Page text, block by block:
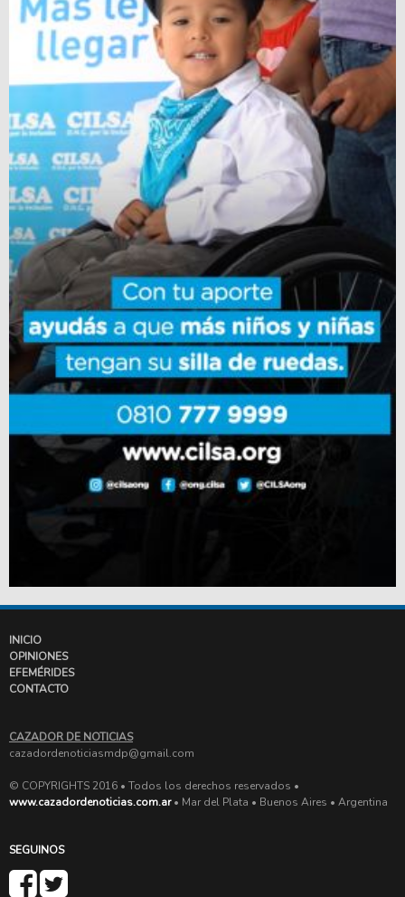
INICIO
OPINIONES
EFEMÉRIDES
CONTACTO
CAZADOR DE NOTICIAS
cazadordenoticiasmdp@gmail.com
© COPYRIGHTS 2016 • Todos los derechos reservados •
www.cazadordenoticias.com.ar• Mar del Plata • Buenos Aires • Argentina
SEGUINOS